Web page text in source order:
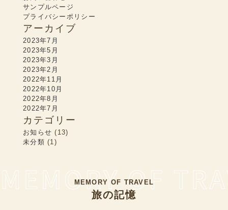
サンプルページ
プライバシーポリシー
アーカイブ
2023年7月
2023年5月
2023年3月
2023年2月
2022年11月
2022年10月
2022年8月
2022年7月
カテゴリー
お知らせ (13)
未分類 (1)
MEMORY OF TRAVEL
旅の記憶